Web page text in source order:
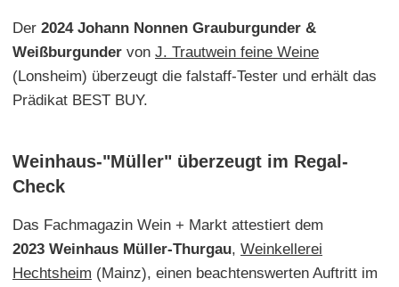
Der 2024 Johann Nonnen Grauburgunder &
Weißburgunder von J. Trautwein feine Weine
(Lonsheim) überzeugt die falstaff-Tester und erhält das
Prädikat BEST BUY.
Weinhaus-"Müller" überzeugt im Regal-
Check
Das Fachmagazin Wein + Markt attestiert dem
2023 Weinhaus Müller-Thurgau, Weinkellerei
Hechtsheim (Mainz), einen beachtenswerten Auftritt im